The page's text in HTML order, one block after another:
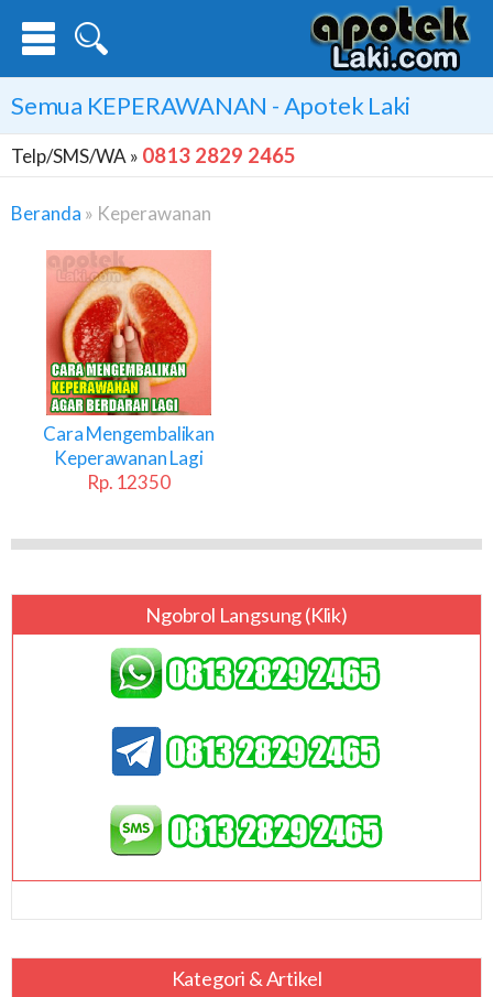
Semua KEPERAWANAN - Apotek Laki
Telp/SMS/WA » 0813 2829 2465
Beranda » Keperawanan
Keperawanan
Cara Mengembalikan
Keperawanan Lagi
Rp. 12350
Ngobrol Langsung (klik)
Kategori & Artikel